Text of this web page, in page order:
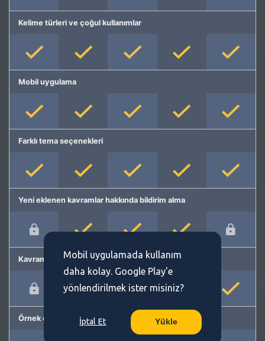
Kelime türleri ve çoğul kullanımlar
Mobil uygulama
Farklı tema seçenekleri
Yeni eklenen kavramlar hakkında bildirim alma
Kavram önerme
Örnek cümleler
Mobil uygulamada kullanım
daha kolay. Google Play'e
yönlendirilmek ister misiniz?
İptal Et Yükle